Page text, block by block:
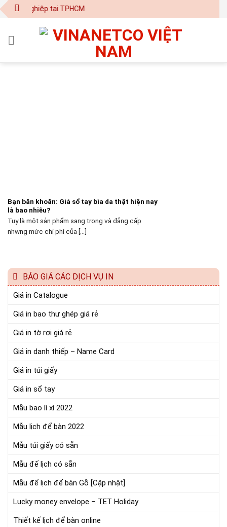
Skip
to
nghiệp tại TPHCM
Bạn băn khoăn: Giá sổ tay bìa da thật hiện nay
là bao nhiêu?
Tuy là một sản phẩm sang trọng và đẳng cấp
nhwng mức chi phí của [...]
BÁO GIÁ CÁC DỊCH VỤ IN
Giá in Catalogue
Giá in bao thư ghép giá rẻ
Giá in tờ rơi giá rẻ
Giá in danh thiếp – Name Card
Giá in túi giấy
Giá in sổ tay
Mẫu bao lì xì 2022
Mẫu lịch để bàn 2022
Mẫu túi giấy có sẵn
Mẫu đế lịch có sẵn
Mẫu đế lịch để bàn Gỗ [Cập nhật]
Lucky money envelope – TET Holiday
Thiết kế lịch để bàn online